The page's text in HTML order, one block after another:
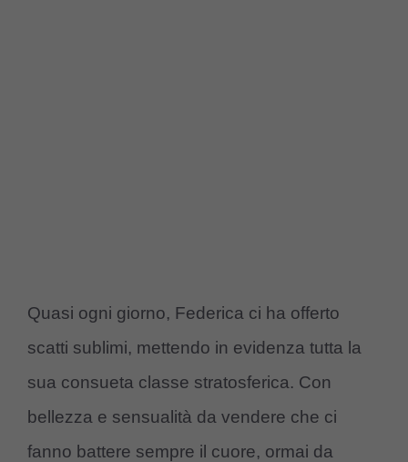
Quasi ogni giorno, Federica ci ha offerto
scatti sublimi, mettendo in evidenza tutta la
sua consueta classe stratosferica. Con
bellezza e sensualità da vendere che ci
fanno battere sempre il cuore, ormai da